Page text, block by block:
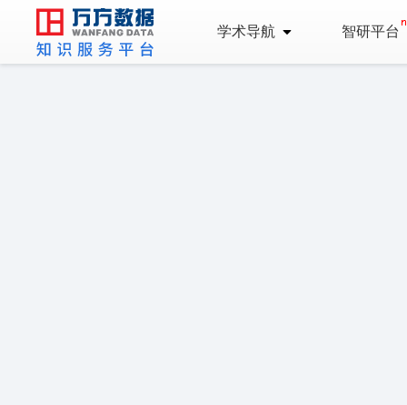
学术导航 智研平台